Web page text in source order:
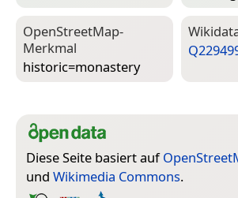
Open­Street­Map-
Merkmal
historic=­monastery
Diese Seite basiert auf
und Wikimedia Commons.